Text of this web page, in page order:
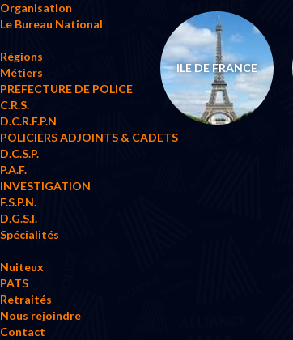
Organisation
Le Bureau National
Régions
Métiers
PREFECTURE DE POLICE
C.R.S.
D.C.R.F.P.N
POLICIERS ADJOINTS & CADETS
D.C.S.P.
P.A.F.
INVESTIGATION
F.S.P.N.
D.G.S.I.
Spécialités
Nuiteux
PATS
Retraités
Nous rejoindre
Contact
ILE DE FRANCE